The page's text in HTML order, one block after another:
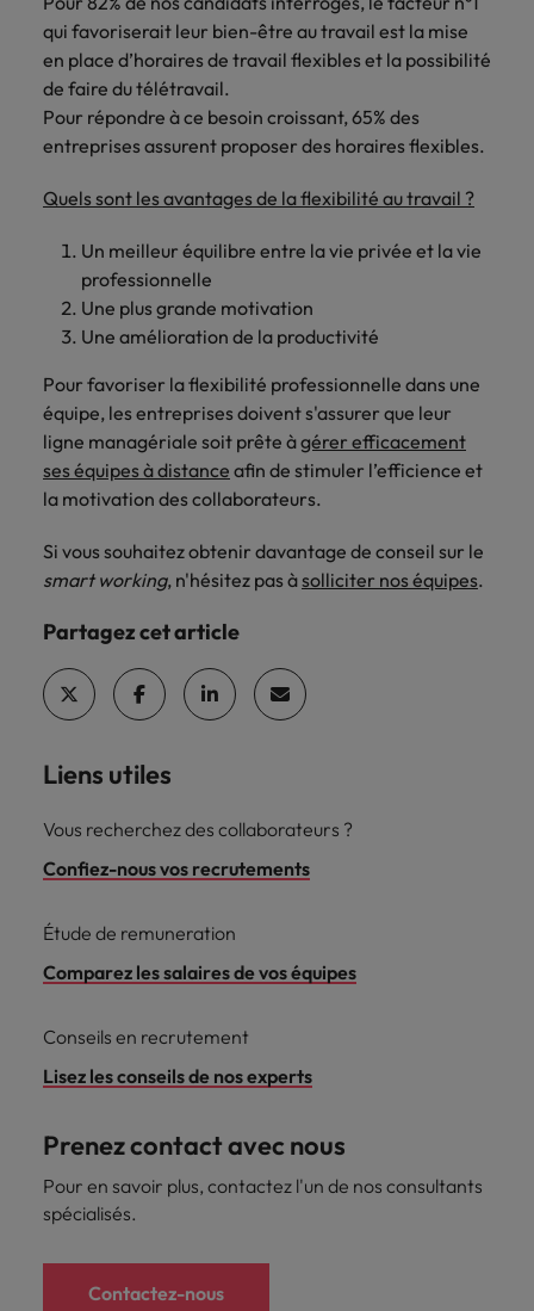
qui favoriserait leur bien-être au travail est la mise
en place d’horaires de travail flexibles et la possibilité
de faire du télétravail.
Pour répondre à ce besoin croissant, 65% des
entreprises assurent proposer des horaires flexibles.
Quels sont les avantages de la flexibilité au travail ?
Un meilleur équilibre entre la vie privée et la vie
professionnelle
Une plus grande motivation
Une amélioration de la productivité
Pour favoriser la flexibilité professionnelle dans une
équipe, les entreprises doivent s'assurer que leur
ligne managériale soit prête àgérer efficacement
ses équipes à distance afin de stimuler l’efficience et
la motivation des collaborateurs.
Si vous souhaitez obtenir davantage de conseil sur le
smart working, n'hésitez pas àsolliciter nos équipes.
Partagez cet article
Liens utiles
Vous recherchez des collaborateurs ?
Confiez-nous vos recrutements
Étude de remuneration
Comparez les salaires de vos équipes
Conseils en recrutement
Lisez les conseils de nos experts
Prenez contact avec nous
Pour en savoir plus, contactez l'un de nos consultants
spécialisés.
Contactez-nous